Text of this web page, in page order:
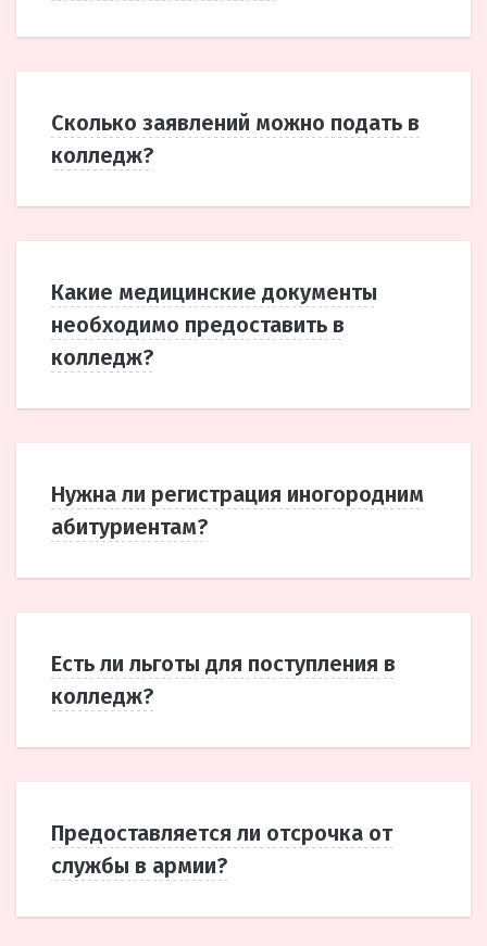
Сколько заявлений можно подать в
колледж?
Какие медицинские документы
необходимо предоставить в
колледж?
Нужна ли регистрация иногородним
абитуриентам?
Есть ли льготы для поступления в
колледж?
Предоставляется ли отсрочка от
службы в армии?